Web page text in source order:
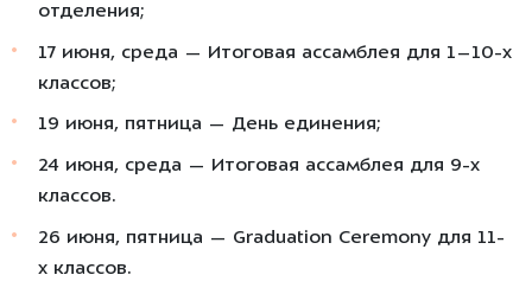
отделения;
17 июня, среда — Итоговая ассамблея для 1–10-х
классов;
19 июня, пятница — День единения;
24 июня, среда — Итоговая ассамблея для 9-х
классов.
26 июня, пятница — Graduation Ceremony для 11-
х классов.